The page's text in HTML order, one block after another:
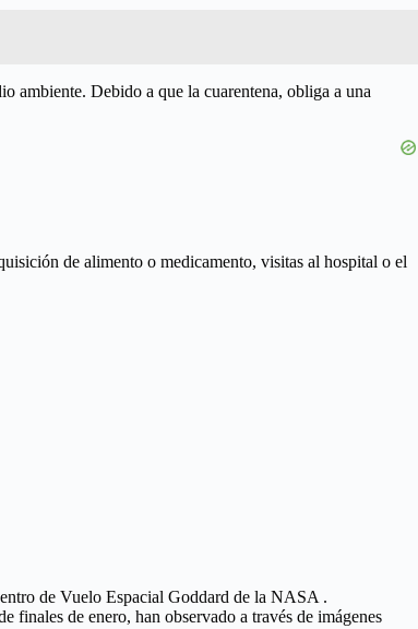
ambiente. Debido a que la cuarentena, obliga a una
de alimento o medicamento, visitas al hospital o el
de Vuelo Espacial Goddard de la NASA .
finales de enero, han observado a través de imágenes